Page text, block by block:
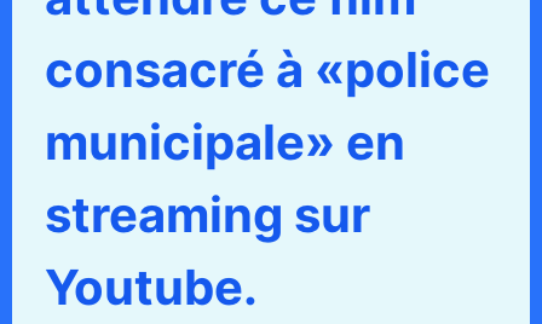
consacré à «police
municipale» en
streaming sur
Youtube.